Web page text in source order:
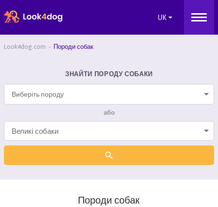
Look4dog.com Породи собак
ЗНАЙТИ ПОРОДУ СОБАКИ
Виберіть породу
або
Породи собак